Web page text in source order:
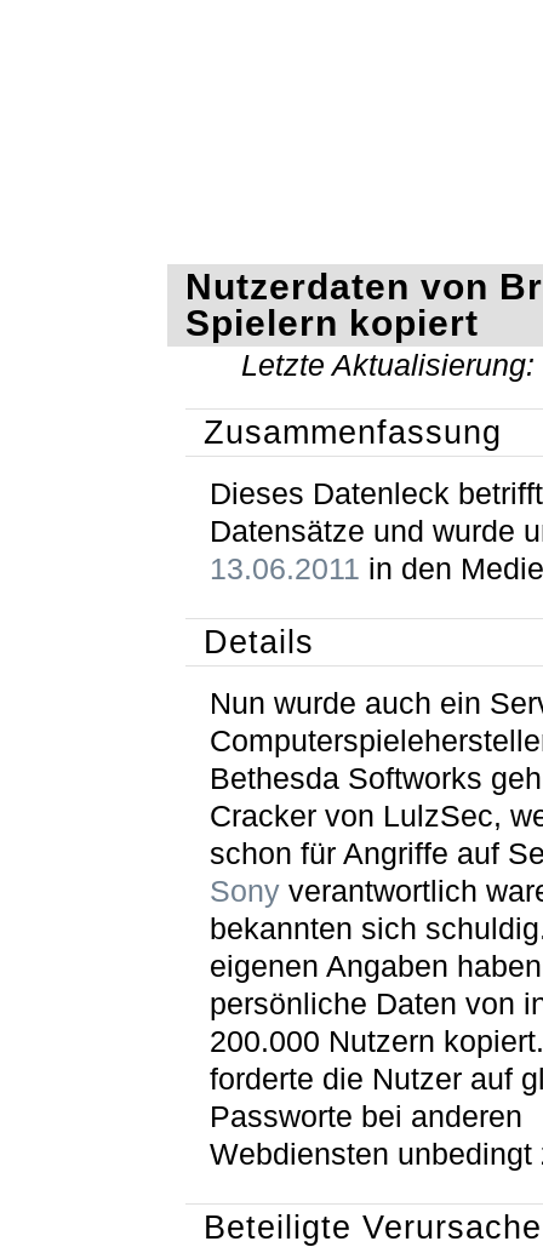
Nutzerdaten von
Spielern kopiert
Letzte Aktualisierung:
Zusammenfassung
Dieses Datenleck
Datensätze und wurde
13.06.2011 in den
Details
Nun wurde auch ein
Bethesda Softworks
Cracker von LulzSec,
schon für Angriffe auf
Sonyverantwortlich
bekannten sich
eigenen Angaben
persönliche Daten von
200.000 Nutzern
forderte die Nutzer auf
Passworte bei anderen
Webdiensten unbedingt
Beteiligte